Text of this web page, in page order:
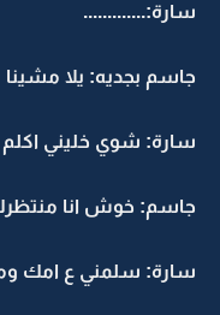
سارة:.............
جاسم بجديه: يلا مشينا
سارة: شوي خليني اكلم
جاسم: خوش انا
سارة: سلمني ع امك